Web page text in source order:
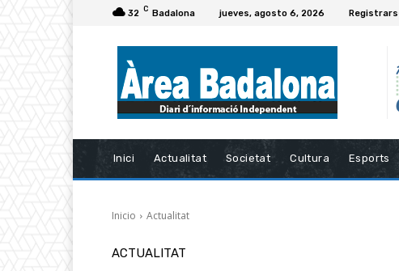
32 C Badalona jueves, agosto 6, 2026
Inici Actualitat Societat Cultura Esports
Inicio Actualitat
ACTUALITAT